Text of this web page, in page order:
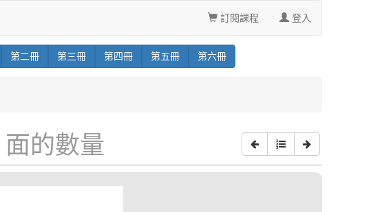
訂閱課程 登入
第二冊 第三冊 第四冊 第五冊 第六冊
的數量